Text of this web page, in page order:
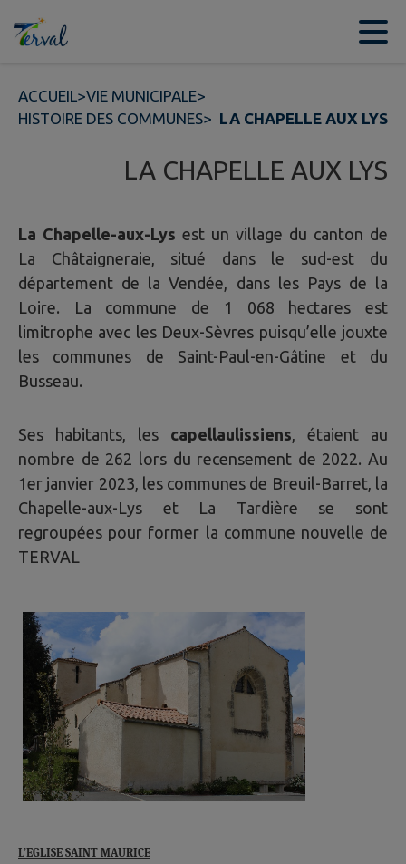
Contenu
ACCUEIL>VIE MUNICIPALE>
HISTOIRE DES COMMUNES> LA CHAPELLE AUX LYS
LA CHAPELLE AUX LYS
La Chapelle-aux-Lys est un village du canton de
La Châtaigneraie, situé dans le sud-est du
département de la Vendée, dans les Pays de la
Loire. La commune de 1 068 hectares est
limitrophe avec les Deux-Sèvres puisqu’elle jouxte
les communes de Saint-Paul-en-Gâtine et du
Busseau.
Ses habitants, les capellaulissiens, étaient au
nombre de 262 lors du recensement de 2022. Au
1er janvier 2023, les communes de Breuil-Barret, la
Chapelle-aux-Lys et La Tardière se sont
regroupées pour former la commune nouvelle de
TERVAL
L’EGLISE SAINT MAURICE